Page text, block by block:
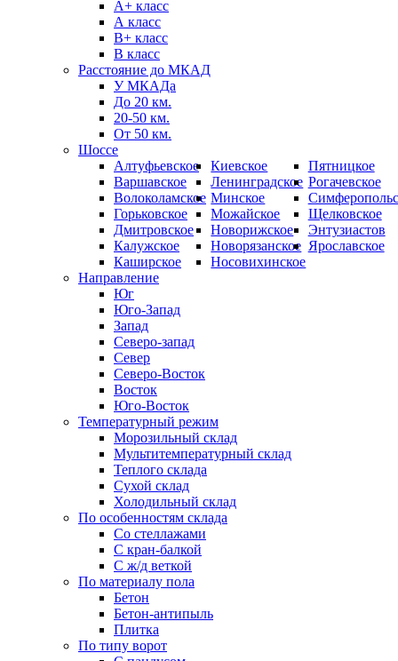
А+ класс
А класс
B+ класс
В класс
Расстояние до МКАД
У МКАДа
До 20 км.
20-50 км.
От 50 км.
Шоссе
Алтуфьевское
Варшавское
Волоколамское
Горьковское
Дмитровское
Калужское
Каширское
Киевское
Ленинградское
Минское
Можайское
Новорижское
Новорязанское
Носовихинское
Пятницкое
Рогачевское
Щелковское
Энтузиастов
Ярославское
Направление
Юг
Юго-Запад
Запад
Северо-запад
Север
Северо-Восток
Восток
Юго-Восток
Температурный режим
Морозильный склад
Мультитемпературный склад
Теплого склада
Сухой склад
Холодильный склад
По особенностям склада
Со стеллажами
С кран-балкой
С ж/д веткой
По материалу пола
Бетон
Бетон-антипыль
Плитка
По типу ворот